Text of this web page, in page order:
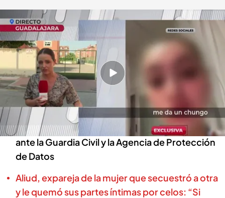
Una compañera de la trabajadora de una residencia que humilló y grabó a
una anciana.La trabajadora de una residencia que humilló y grabó a una
anciana también se habría burlado de una compañera con discapacidad
En boca de todos
05 AGO 2025 - 11:51h.
La auxiliar de enfermería fue contratada como
refuerzo de verano y ya ha sido despedida por
la residencia, que también la ha denunciado
ante la Guardia Civil y la Agencia de Protección
de Datos
Aliud, expareja de la mujer que secuestró a otra
y le quemó sus partes íntimas por celos: “Si